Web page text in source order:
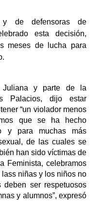
y de defensoras de
esta decisión,
meses de lucha para
Juliana y parte de la
Palacios, dijo estar
“un violador menos
que se ha hecho
y para muchas más
de las cuales se
han sido víctimas de
Feminista, celebramos
niñas y los niños no
ser respetuosos
y alumnos”, expresó